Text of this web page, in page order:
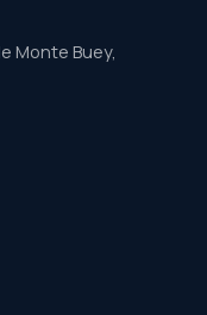
Monte Buey,